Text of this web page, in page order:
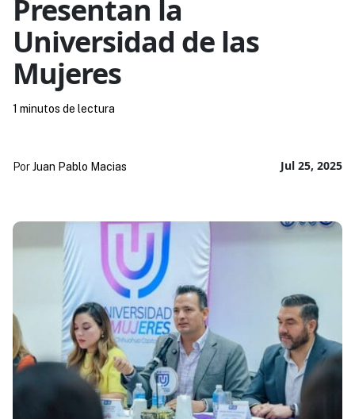
Presentan la
Universidad de las
Mujeres
Jul 25, 2025
PorJuan Pablo Macias
1 minutos de lectura